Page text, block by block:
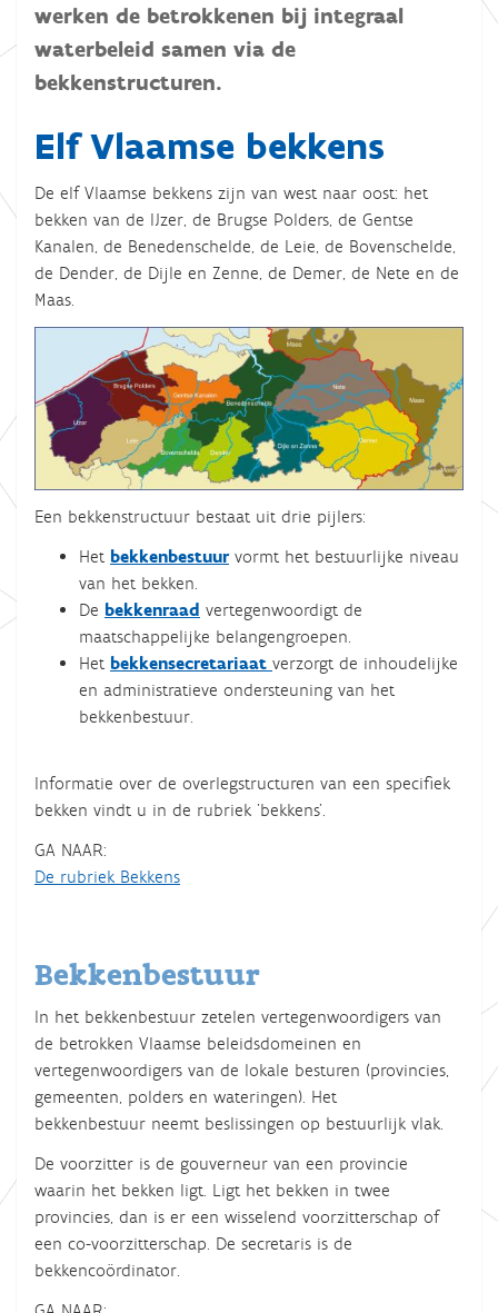
werken de betrokkenen bij integraal
waterbeleid samen via de
bekkenstructuren.
Elf Vlaamse bekkens
De elf Vlaamse bekkens zijn van west naar oost: het
bekken van de IJzer, de Brugse Polders, de Gentse
Kanalen, de Benedenschelde, de Leie, de Bovenschelde,
de Dender, de Dijle en Zenne, de Demer, de Nete en de
Maas.
Een bekkenstructuur bestaat uit drie pijlers:
Het bekkenbestuurvormt het bestuurlijke niveau
van het bekken.
De bekkenraad vertegenwoordigt de
maatschappelijke belangengroepen.
Het bekkensecretariaat verzorgt de inhoudelijke
en administratieve ondersteuning van het
bekkenbestuur.
Informatie over de overlegstructuren van een specifiek
bekken vindt u in de rubriek 'bekkens'.
GA NAAR:
De rubriek Bekkens
Bekkenbestuur
In het bekkenbestuur zetelen vertegenwoordigers van
de betrokken Vlaamse beleidsdomeinen en
vertegenwoordigers van de lokale besturen (provincies,
gemeenten, polders en wateringen). Het
bekkenbestuur neemt beslissingen op bestuurlijk vlak.
De voorzitter is de gouverneur van een provincie
waarin het bekken ligt. Ligt het bekken in twee
provincies, dan is er een wisselend voorzitterschap of
een co-voorzitterschap. De secretaris is de
bekkencoördinator.